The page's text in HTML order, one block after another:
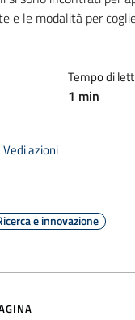
e le modalità per
Tempo di
1 min
Vedi azioni
e innovazione